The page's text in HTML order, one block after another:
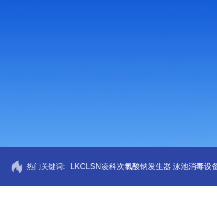
热门关键词: LKCLSN凌科次氯酸钠发生器 泳池消毒设